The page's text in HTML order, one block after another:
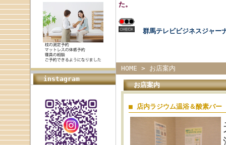
instagram
た。
群馬テレビビジネスジャ
HOME > お店案内
お店案内
■ 店内ラジウム温浴＆酸素バー